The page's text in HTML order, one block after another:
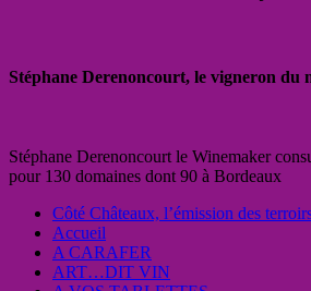
Stéphane Derenoncourt, le vigneron du
Stéphane Derenoncourt le Winemaker
pour 130 domaines dont 90 à Bordeaux
Côté Châteaux, l’émission des
Accueil
A CARAFER
ART…DIT VIN